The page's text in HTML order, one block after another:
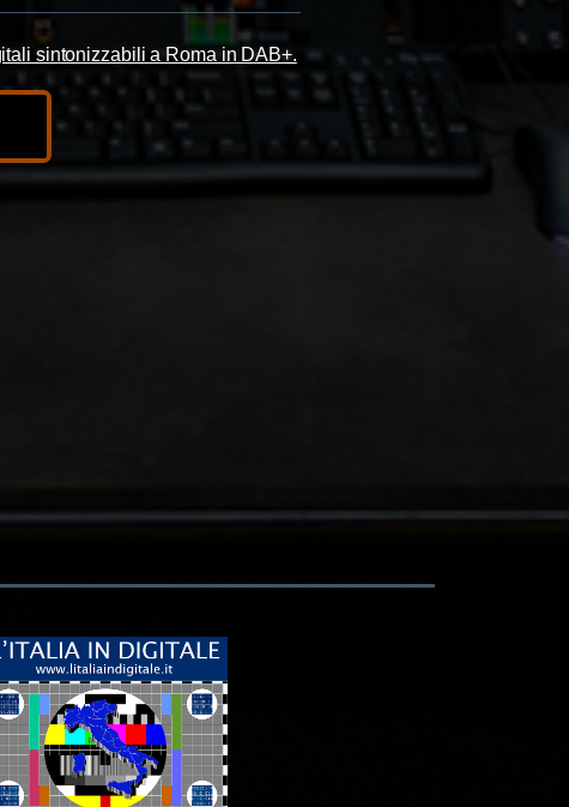
sintonizzabili a Roma in DAB+.